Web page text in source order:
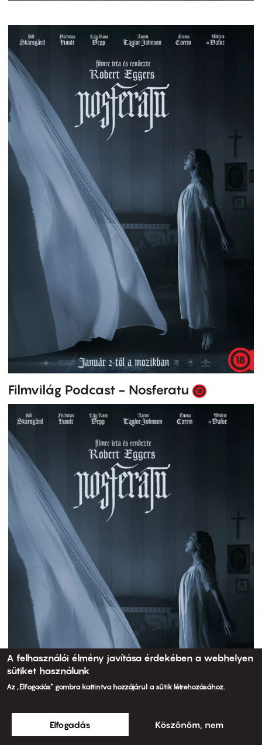
Filmvilág Podcast - Nosferatu
A felhasználói élmény javítása érdekében a webhelyen
sütiket használunk
Az „Elfogadás” gombra kattintva hozzájárul a sütik létrehozásához.
Elfogadás Köszönöm, nem